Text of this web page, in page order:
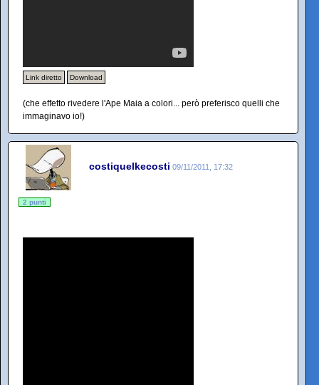
Link diretto Download
(che effetto rivedere l'Ape Maia a colori... però preferisco quelli che
immaginavo io!)
costiquelkecosti 09/11/2011, 17:32
2 punti